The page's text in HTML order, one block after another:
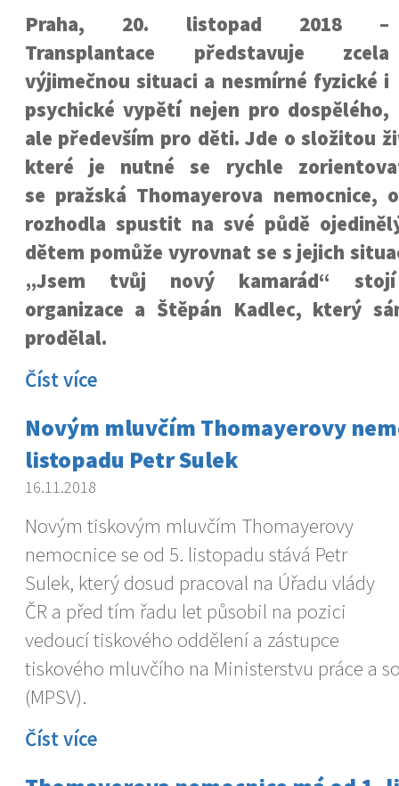
Praha, 20. listopad 2018 –
Transplantace představuje zcela
výjimečnou situaci a nesmírné fyzické i
psychické vypětí nejen pro dospělého,
ale především pro děti. Jde o složitou
které je nutné se rychle
se pražská Thomayerova nemocnice,
rozhodla spustit na své půdě
dětem pomůže vyrovnat se s jejich
„Jsem tvůj nový kamarád“ stojí
organizace a Štěpán Kadlec, který
prodělal.
Číst více
Novým mluvčím Thomayerovy
listopadu Petr Sulek
16.11.2018
Novým tiskovým mluvčím Thomayerovy
nemocnice se od 5. listopadu stává Petr
Sulek, který dosud pracoval na Úřadu vlády
ČR a před tím řadu let působil na pozici
vedoucí tiskového oddělení a zástupce
tiskového mluvčího na Ministerstvu práce a
(MPSV).
Číst více